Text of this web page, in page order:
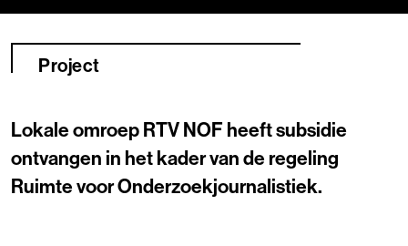
Project
Lokale omroep RTV NOF heeft subsidie
ontvangen in het kader van de regeling
Ruimte voor Onderzoekjournalistiek.